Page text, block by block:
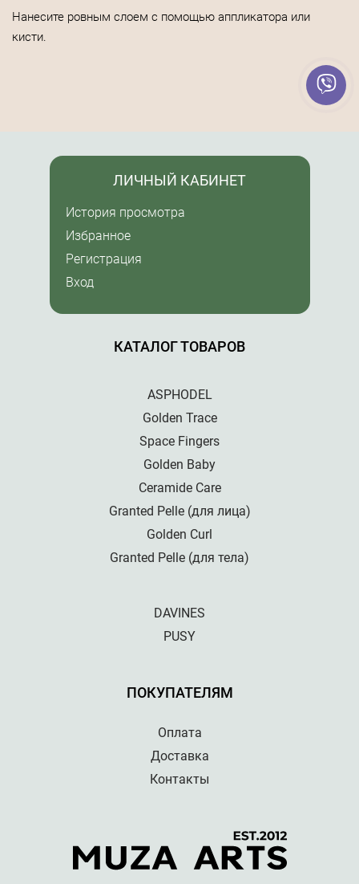
Нанесите ровным слоем с помощью аппликатора или
кисти.
КАТАЛОГ ТОВАРОВ
ASPHODEL
Golden Trace
Space Fingers
Golden Baby
Ceramide Care
Granted Pelle (для лица)
Golden Curl
Granted Pelle (для тела)
DAVINES
PUSY
ПОКУПАТЕЛЯМ
Оплата
Доставка
Контакты
ЛИЧНЫЙ КАБИНЕТ
История просмотра
Избранное
Регистрация
Вход